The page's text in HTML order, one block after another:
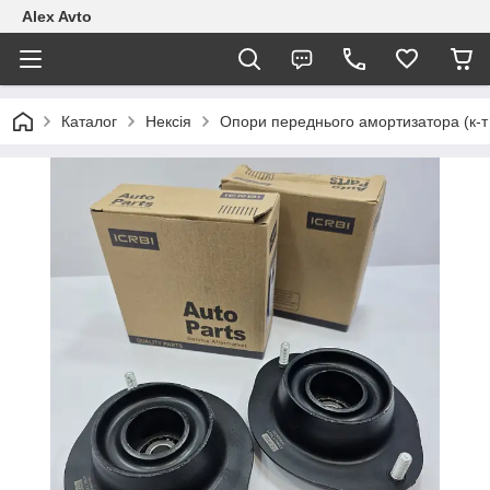
Alex Avto
Каталог Нексія Опори переднього амортизатора (к-